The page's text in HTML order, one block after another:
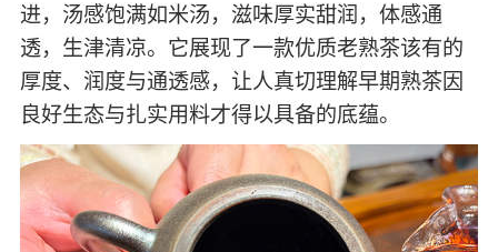
进，汤感饱满如米汤，滋味厚实甜润，体感通
透，生津清凉。它展现了一款优质老熟茶该有的
厚度、润度与通透感，让人真切理解早期熟茶因
良好生态与扎实用料才得以具备的底蕴。